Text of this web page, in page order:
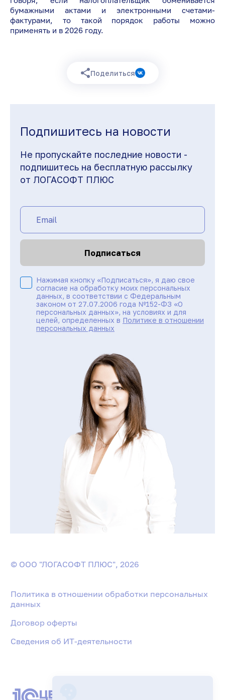
бумажными актами и электронными счетами-
фактурами, то такой порядок работы можно
применять и в 2026 году.
Поделиться
Подпишитесь на новости
Не пропускайте последние новости -
подпишитесь на бесплатную рассылку
от ЛОГАСОФТ ПЛЮС
Подписаться
Нажимая кнопку «Подписаться», я даю свое
согласие на обработку моих персональных
данных, в соответствии с Федеральным
законом от 27.07.2006 года №152-ФЗ «О
персональных данных», на условиях и для
целей, определенных в Политике в отношении
персональных данных
© ООО "ЛОГАСОФТ ПЛЮС", 2026
Политика в отношении обработки персональных
данных
Договор оферты
Сведения об ИТ-деятельности